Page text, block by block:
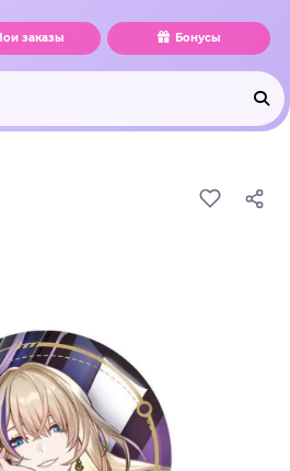
заказы Бонусы